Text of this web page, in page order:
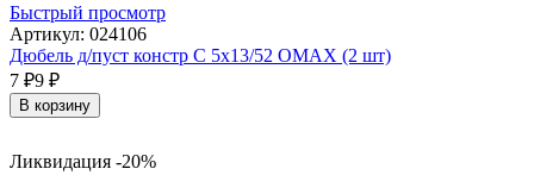
Быстрый просмотр
Артикул: 024106
Дюбель д/пуст констр С 5х13/52 OMAX (2 шт)
7 ₽9 ₽
В корзину
Ликвидация -20%